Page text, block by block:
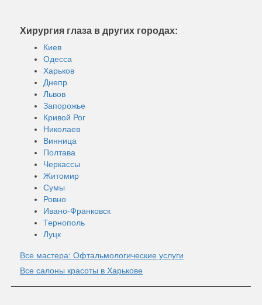
Хирургия глаза в других городах:
Киев
Одесса
Харьков
Днепр
Львов
Запорожье
Кривой Рог
Николаев
Винница
Полтава
Черкассы
Житомир
Сумы
Ровно
Ивано-Франковск
Тернополь
Луцк
Все мастера: Офтальмологические услуги
Все салоны красоты в Харькове